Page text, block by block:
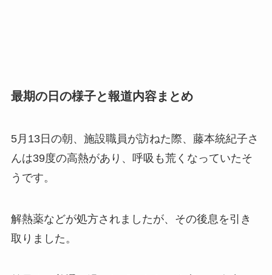
最期の日の様子と報道内容まとめ
5月13日の朝、施設職員が訪ねた際、藤本統紀子さ
んは39度の高熱があり、呼吸も荒くなっていたそ
うです。
解熱薬などが処方されましたが、その後息を引き
取りました。